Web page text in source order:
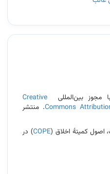
مجوز بین‌المللی Creative
Commons. منتشر
کمیتۀ اخلاق (COPE) در